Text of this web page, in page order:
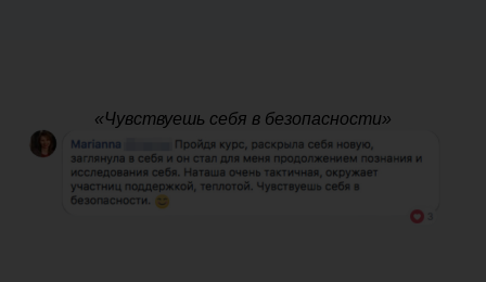
«Чувствуешь себя в безопасности»